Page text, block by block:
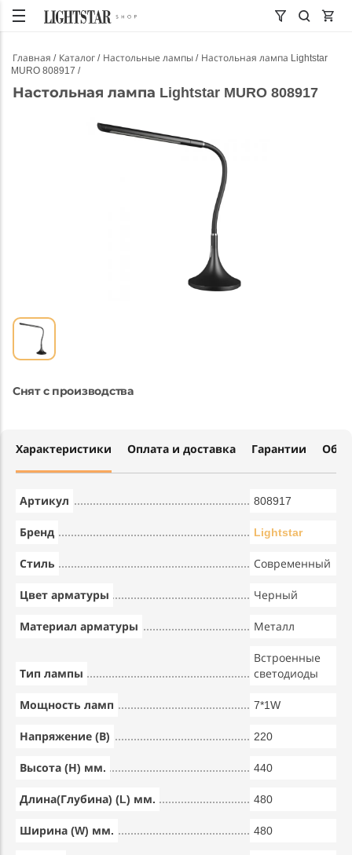
Главная Каталог Настольные лампы
Настольная лампа Lightstar
MURO 808917
Настольная лампа Lightstar MURO 808917
Снят с производства
Характеристики Оплата и доставка Гарантии
Артикул 808917
Бренд Lightstar
Стиль Современный
Цвет арматуры Черный
Материал арматуры Металл
Тип лампы
Встроенные
светодиоды
Мощность ламп 7*1W
Напряжение (В) 220
Высота (Н) мм. 440
Длина(Глубина) (L) мм. 480
Ширина (W) мм. 480